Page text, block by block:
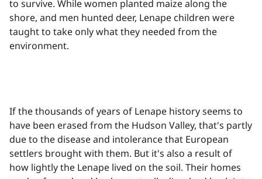
to survive. While women planted maize along the
shore, and men hunted deer, Lenape children were
taught to take only what they needed from the
environment.​​​​‌ ‍ ​‍​‍‌‍ ‌ ​‍‌‍‍‌‌‍‌ ‌‍‍‌‌‍ ‍​‍​‍​ ‍‍​‍​‍‌ ​ ‌‍​‌‌‍ ‍‌‍‍‌‌ ‌​‌ ‍‌​‍ ‍‌‍‍‌‌‍ ​‍​‍​‍ ​​‍​‍‌‍‍​‌ ​‍‌‍‌‌‌‍‌‍​‍​‍​ ‍‍​‍​‍‌‍‍​‌ ‌​‌ ‌​‌ ​​‌ ​ ​ ‍‍​‍ ​‍ ‌‍​ ‌‍ ‌‌ ​ ​‍ ‍‌‍ ‌‌‍​‌‌‍‍‌‌‍ ‍​‍ ‍​ ​‍​ ​​​ ​‍​ ‌​‌ ​‍‌‍‌‌‌‍‌​‌‍‌‌‌ ​ ‌‍‍‌‌‍‌ ‌‍ ‍​‍ ‍‌ ​‍‌‍‍‌‌ ‌‍‌‍‌‌‌ ​‍‌‍‍ ‌‍‌‌‌‍‌‌‌ ​​‌‍‌‌‌ ​‍​‍ ‍‌‍ ‌ ​‍‌‍‌ ​‍ ‌‍‍‌‌‍ ‍‌ ‌​‌‍‌‌‌‍ ‍‌ ‌​​‍ ‌‍‌‌‌‍‌​‌‍‍‌‌ ‌​​‍ ‌‍ ‌‌‍ ‌‍‌​‌‍‌‌​ ‌‌ ​​‌ ​‍‌‍‌‌‌ ​ ‌‍‌‌‌‍ ‍‌ ‌​‌‍​‌‌ ‌​‌‍‍‌‌‍ ‌‍ ‍​ ‍ ‌‍‍‌‌‍‌​​ ‌‌‍‍​‌‍‍‌‌ ​ ‌ ‌​‌‍ ‌ ​‍‌ ‍‌‌​ ‌‍‌‍‌‌‌​‌‍‍​‌‍‌‌‌​‍​‌ ‌‌‌‍‌​‌ ​ ‌‍ ‌‍ ‍‌‌​‍‌‍‍‌‌ ‌‍‌‍‌‌‌ ​‍​ ‍ ‌ ‌​‌ ‍‌‌ ​​‌‍‌‌​ ‌‌‍‍​‌ ‌‌‌‍‌​‌ ​ ‌‍ ‌‍ ‍‌‌ ‌ ​​‌‍​‌‌‍‌ ‌‍‌‌​ ‍ ‌ ​​‌‍​‌‌ ‌​‌‍‍​​ ‌‌‍​ ‌‍ ‌‍ ‍‌ ‌​‌‍‌‌‌‍ ‍‌ ‌​​‍‌‌​ ‌‌‌​​‍‌‌ ‌‍‍ ‌‍‌‌‌ ‍‌​‍‌‌​ ​ ‌​‌​​‍‌‌​ ​ ‌​‌​​‍‌‌​ ​‍​ ​‍​ ‌​​ ​ ‌‍​‌​ ​​​ ‌​‌‍​‍​ ‍​​ ​‍​ ‌‍​ ‍‌‌‍​‍​ ​‌​‍‌‌​ ​‍​ ​‍​‍‌‌​ ‌‌‌​‌​​‍ ‍‌‍​ ‌‍‍​‌‍‍‌‌‍ ​‌‍‌​‌ ​‍‌‍‌‌‌‍ ‍​‍‌‌​ ‌‌‌​​‍‌‌ ‌‍‍ ‌‍‌‌‌ ‍‌​‍‌‌​ ​ ‌​‌​​‍‌‌​ ​ ‌​‌​​‍‌‌​ ​‍​ ​‍​ ‌‍​ ‌‍​ ​ ‌‍‌​​ ​ ​ ​‌​ ​‍​ ‌‌​ ​​​ ‍​​ ‌‌​ ‌‌​ ​​​‍‌‌​ ​‍​ ​‍​‍‌‌​ ‌‌‌​‌​​‍ ‍‌ ‌​‌‍‌‌‌ ‍​‌ ‌​​ ‌‍​‍‌‍​‌‌ ​ ‌‍‌‌‌‌‌‌‌ ​‍‌‍ ​​ ‌‌‍‍​‌ ‌​‌ ‌​‌ ​​‌ ​ ​‍‌‌​ ​ ‌​​‌​‍‌‌​ ​‍‌​‌‍​‍‌‌​ ​‍‌​‌‍‌‍​ ‌‍ ‌‌ ​ ​‍ ‍‌‍ ‌‌‍​‌‌‍‍‌‌‍ ‍​‍ ‍​ ​‍​ ​​​ ​‍​ ‌​‌ ​‍‌‍‌‌‌‍‌​‌‍‌‌‌ ​ ‌‍‍‌‌‍‌ ‌‍ ‍​‍ ‍‌ ​‍‌‍‍‌‌ ‌‍‌‍‌‌‌ ​‍‌‍‍ ‌‍‌‌‌‍‌‌‌ ​​‌‍‌‌‌ ​‍​‍ ‍‌‍ ‌ ​‍‌‍‌ ​‍‌‍‌‍‍‌‌‍‌​​ ‌‌‍‍​‌‍‍‌‌ ​ ‌ ‌​‌‍ ‌ ​‍‌ ‍‌‌​ ‌‍‌‍‌‌‌​‌‍‍​‌‍‌‌‌​‍​‌ ‌‌‌‍‌​‌ ​ ‌‍ ‌‍ ‍‌‌​‍‌‍‍‌‌ ‌‍‌‍‌‌‌ ​‍​‍‌‍‌ ‌​‌ ‍‌‌ ​​‌‍‌‌​ ‌‌‍‍​‌ ‌‌‌‍‌​‌ ​ ‌‍ ‌‍ ‍‌‌ ‌ ​​‌‍​‌‌‍‌ ‌‍‌‌​‍‌‍‌ ​​‌‍​‌‌ ‌​‌‍‍​​ ‌‌‍​ ‌‍ ‌‍ ‍‌ ‌​‌‍‌‌‌‍ ‍‌ ‌​​‍‌‌​ ‌‌‌​​‍‌‌ ‌‍‍ ‌‍‌‌‌ ‍‌​‍‌‌​ ​ ‌​‌​​‍‌‌​ ​ ‌​‌​​‍‌‌​ ​‍​ ​‍​ ‌​​ ​ ‌‍​‌​ ​​​ ‌​‌‍​‍​ ‍​​ ​‍​ ‌‍​ ‍‌‌‍​‍​ ​‌​‍‌‌​ ​‍​ ​‍​‍‌‌​ ‌‌‌​‌​​‍ ‍‌‍​ ‌‍‍​‌‍‍‌‌‍ ​‌‍‌​‌ ​‍‌‍‌‌‌‍ ‍​‍‌‌​ ‌‌‌​​‍‌‌ ‌‍‍ ‌‍‌‌‌ ‍‌​‍‌‌​ ​ ‌​‌​​‍‌‌​ ​ ‌​‌​​‍‌‌​ ​‍​ ​‍​ ‌‍​ ‌‍​ ​ ‌‍‌​​ ​ ​ ​‌​ ​‍​ ‌‌​ ​​​ ‍​​ ‌‌​ ‌‌​ ​​​‍‌‌​ ​‍​ ​‍​‍‌‌​ ‌‌‌​‌​​‍ ‍‌ ‌​‌‍‌‌‌ ‍​‌ ‌​​‍‌‍‌ ​​‌‍‌‌‌ ​‍‌ ​ ‌ ​​‌‍‌‌‌‍​ ‌ ‌​‌‍‍‌‌ ‌‍‌‍‌‌​ ‌‌ ​​‌ ‌‌‌‍​‍‌‍ ​‌‍‍‌‌ ​ ‌‍‍​‌‍‌‌‌‍‌​​‍​‍‌ ‌
If the thousands of years of Lenape history seems to
have been erased from the Hudson Valley, that's partly
due to the disease and intolerance that European
settlers brought with them. But it's also a result of
how lightly the Lenape lived on the soil. Their homes